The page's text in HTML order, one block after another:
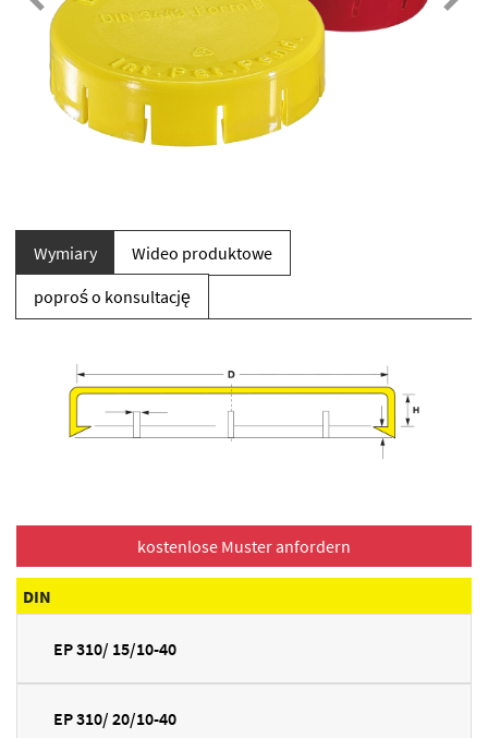
Previous Next
Wymiary
Wideo produktowe
poproś o konsultację
DIN
EP 310/ 15/10-40
EP 310/ 20/10-40